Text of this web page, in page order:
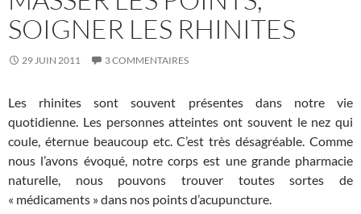
SOIGNER LES RHINITES
29 JUIN 2011 3 COMMENTAIRES
Les rhinites sont souvent présentes dans notre vie
quotidienne. Les personnes atteintes ont souvent le nez qui
coule, éternue beaucoup etc. C’est très désagréable. Comme
nous l’avons évoqué, notre corps est une grande pharmacie
naturelle, nous pouvons trouver toutes sortes de
« médicaments » dans nos points d’acupuncture.